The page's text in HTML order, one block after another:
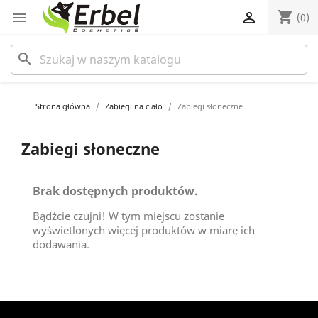
 shopping_cart (0)

search
Strona główna Zabiegi na ciało Zabiegi słoneczne
Zabiegi słoneczne
Brak dostępnych produktów.
Bądźcie czujni! W tym miejscu zostanie
wyświetlonych więcej produktów w miarę ich
dodawania.